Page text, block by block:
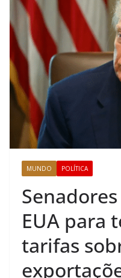
MUNDO POLÍTICA
EUA para
tarifas